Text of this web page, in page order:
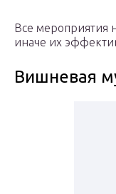
Все мероприятия
иначе их
Вишневая